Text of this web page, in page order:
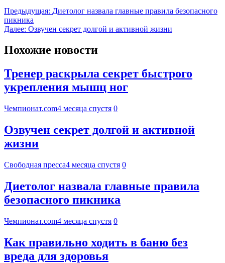
Предыдущая: Диетолог назвала главные правила безопасного
пикника
Далее: Озвучен секрет долгой и активной жизни
Похожие новости
Тренер раскрыла секрет быстрого
укрепления мышц ног
Чемпионат.com4 месяца спустя 0
Озвучен секрет долгой и активной
жизни
Свободная пресса4 месяца спустя 0
Диетолог назвала главные правила
безопасного пикника
Чемпионат.com4 месяца спустя 0
Как правильно ходить в баню без
вреда для здоровья